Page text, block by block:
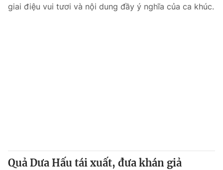
giai điệu vui tươi và nội dung đầy ý nghĩa của ca khúc.
Quả Dưa Hấu tái xuất, đưa khán giả